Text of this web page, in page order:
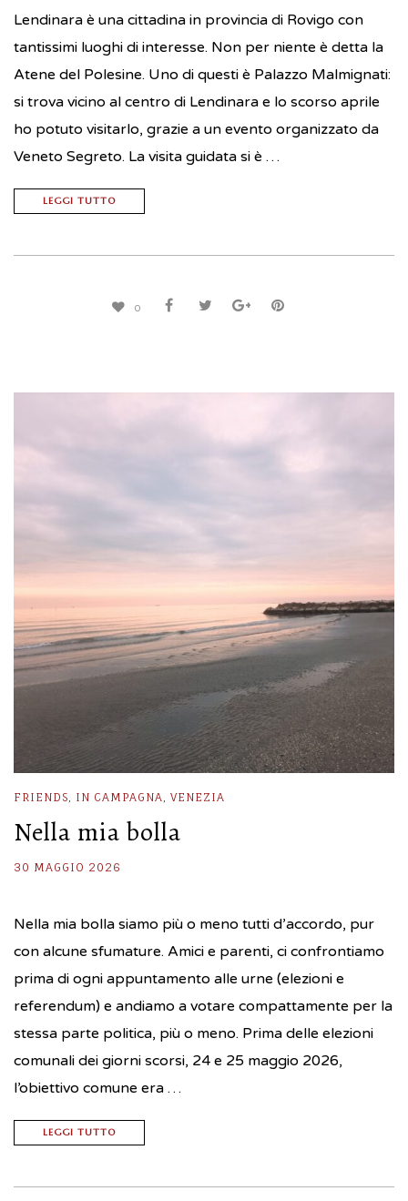
Lendinara è una cittadina in provincia di Rovigo con
tantissimi luoghi di interesse. Non per niente è detta la
Atene del Polesine. Uno di questi è Palazzo Malmignati:
si trova vicino al centro di Lendinara e lo scorso aprile
ho potuto visitarlo, grazie a un evento organizzato da
Veneto Segreto. La visita guidata si è …
LEGGI TUTTO
0
FRIENDS, IN CAMPAGNA, VENEZIA
Nella mia bolla
30 MAGGIO 2026
Nella mia bolla siamo più o meno tutti d’accordo, pur
con alcune sfumature. Amici e parenti, ci confrontiamo
prima di ogni appuntamento alle urne (elezioni e
referendum) e andiamo a votare compattamente per la
stessa parte politica, più o meno. Prima delle elezioni
comunali dei giorni scorsi, 24 e 25 maggio 2026,
l’obiettivo comune era …
LEGGI TUTTO